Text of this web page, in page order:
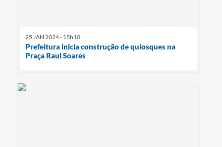
25 JAN 2024 - 18h10
Prefeitura inicia construção de quiosques na
Praça Raul Soares